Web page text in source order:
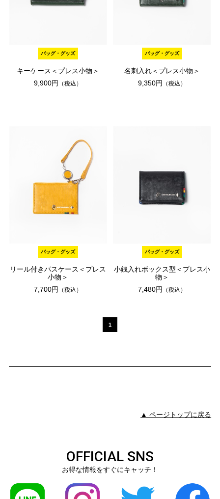
バッグ・グッズ
キーケース＜プレス小物＞
9,900円
（税込）
バッグ・グッズ
名刺入れ＜プレス小物＞
9,350円
（税込）
バッグ・グッズ
リール付きパスケース＜プレス
小物＞
7,700円
（税込）
バッグ・グッズ
小銭入れボックス型＜プレス小
物＞
7,480円
（税込）
1
▲ ページトップに戻る
OFFICIAL SNS
お得な情報をすぐにキャッチ！